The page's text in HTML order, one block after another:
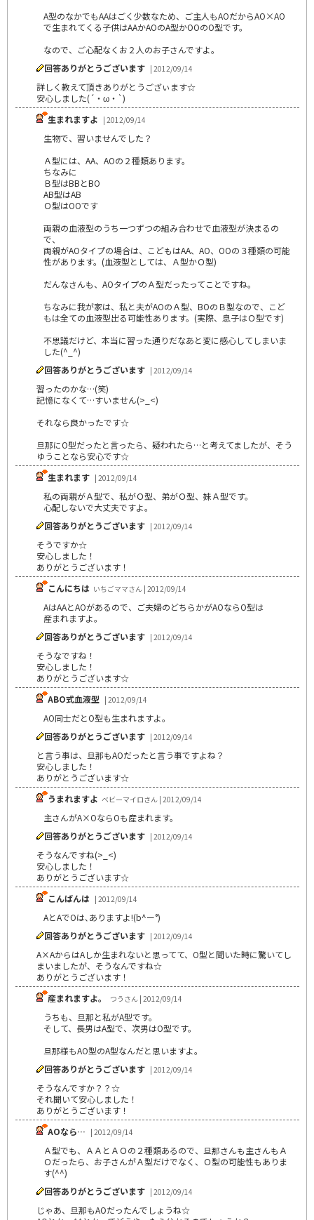
A型のなかでもAAはごく少数なため、ご主人もAOだからAO×AO
で生まれてくる子供はAAかAOのA型かOOのO型です。
なので、ご心配なくお２人のお子さんですよ。
回答ありがとうございます | 2012/09/14
詳しく教えて頂きありがとうござぃます☆
安心しました(´・ω・`)
生まれますよ | 2012/09/14
生物で、習いませんでした？
Ａ型には、AA、AOの２種類あります。
ちなみに
Ｂ型はBBとBO
AB型はAB
Ｏ型はOOです
両親の血液型のうち一つずつの組み合わせで血液型が決まるの
で、
両親がAOタイプの場合は、こどもはAA、AO、OOの３種類の可能
性があります。(血液型としては、Ａ型かＯ型)
だんなさんも、AOタイプのＡ型だったってことですね。
ちなみに我が家は、私と夫がAOのＡ型、BOのＢ型なので、こど
もは全ての血液型出る可能性あります。(実際、息子はＯ型です)
不思議だけど、本当に習った通りだなあと変に感心してしまいま
した(^_^)
回答ありがとうございます | 2012/09/14
習ったのかな…(笑)
記憶になくて…すいません(>_<)
それなら良かったです☆
旦那にO型だったと言ったら、疑われたら…と考えてましたが、そう
ゆうことなら安心です☆
生まれます | 2012/09/14
私の両親がＡ型で、私がＯ型、弟がＯ型、妹Ａ型です。
心配しないで大丈夫ですよ。
回答ありがとうございます | 2012/09/14
そうですか☆
安心しました！
ありがとうございます！
こんにちは いちごママさん | 2012/09/14
AはAAとAOがあるので、ご夫婦のどちらかがAOならO型は
産まれますよ。
回答ありがとうございます | 2012/09/14
そうなですね！
安心しました！
ありがとうございます☆
ABO式血液型 | 2012/09/14
AO同士だとO型も生まれますよ。
回答ありがとうございます | 2012/09/14
と言う事は、旦那もAOだったと言う事ですよね？
安心しました！
ありがとうございます☆
うまれますよ ベビーマイロさん | 2012/09/14
主さんがA×OならOも産まれます。
回答ありがとうございます | 2012/09/14
そうなんですね(>_<)
安心しました！
ありがとうございます☆
こんばんは | 2012/09/14
AとAでOは､ありますよ!(b^ー°)
回答ありがとうございます | 2012/09/14
A×AからはAしか生まれないと思ってて、O型と聞いた時に驚いてし
まいましたが、そうなんですね☆
ありがとうございます！
産まれますよ。
つうさん | 2012/09/14
うちも、旦那と私がA型です。
そして、長男はA型で、次男はO型です。
旦那様もAO型のA型なんだと思いますよ。
回答ありがとうございます | 2012/09/14
そうなんですか？？☆
それ聞いて安心しました！
ありがとうございます！
AOなら… | 2012/09/14
Ａ型でも、ＡＡとＡＯの２種類あるので、旦那さんも主さんもＡ
Ｏだったら、お子さんがＡ型だけでなく、Ｏ型の可能性もありま
す(^^)
回答ありがとうございます | 2012/09/14
じゃあ、旦那もAOだったんでしょうね☆